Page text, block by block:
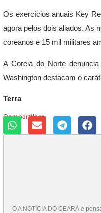
Os exercícios anuais Key
agora pelos dois aliados. As
coreanos e 15 mil militares
A Coreia do Norte
Washington destacam o
Terra
Compartilhar:
O A NOTÍCIA DO CEARÁ é